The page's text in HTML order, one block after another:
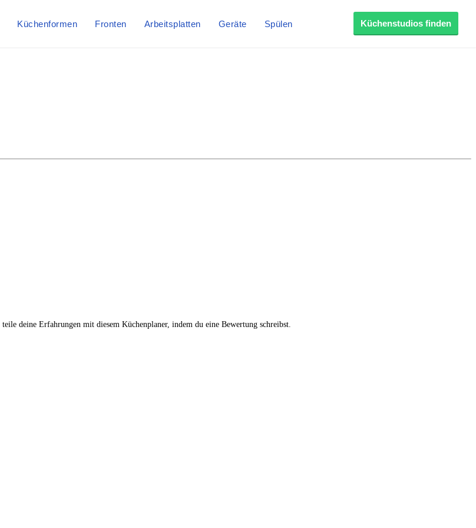
Küchenformen Fronten Arbeitsplatten Geräte Spülen Küchenstudios finden
deine Erfahrungen mit diesem Küchenplaner, indem du eine Bewertung schreibst.